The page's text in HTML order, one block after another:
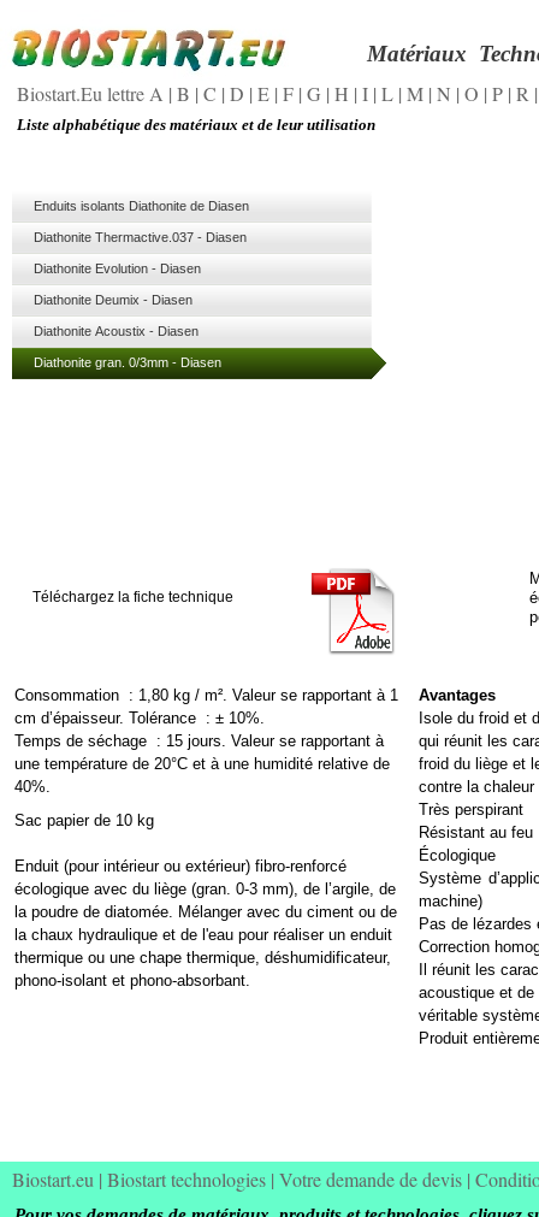
Enduits isolants Diathonite de Diasen
Diathonite Thermactive.037 - Diasen
Diathonite Evolution - Diasen
Diathonite Deumix - Diasen
Diathonite Acoustix - Diasen
Diathonite gran. 0/3mm - Diasen
Liste alphabétique des matériaux et de leur utilisation
Biostart.Eu lettre A | B | C | D | E | F | G | H | I | L | M | N | O | P | R
Téléchargez la fiche technique
Consommation : 1,80 kg / m². Valeur se rapportant à 1
cm d’épaisseur. Tolérance : ± 10%.
Temps de séchage : 15 jours. Valeur se rapportant à
une température de 20°C et à une humidité relative de
40%.
Sac papier de 10 kg
Enduit (pour intérieur ou extérieur) fibro-renforcé
écologique avec du liège (gran. 0-3 mm), de l’argile, de
la poudre de diatomée. Mélanger avec du ciment ou de
la chaux hydraulique et de l'eau pour réaliser un enduit
thermique ou une chape thermique, déshumidificateur,
phono-isolant et phono-absorbant.
Avantages
Isole du froid et
qui réunit les
froid du liège et
contre la chaleur
Très perspirant
Résistant au
Écologique
Système
machine)
Pas de lézardes
Correction
Il réunit les
acoustique et
véritable
Produit
Biostart.eu | Biostart technologies | Votre demande de devis |
Matériaux